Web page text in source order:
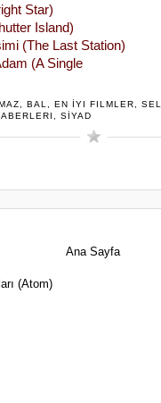
Star)
Island)
(The Last Station)
(A Single
, BAL, EN İYI FILMLER,
, SİYAD
Ana Sayfa
(Atom)